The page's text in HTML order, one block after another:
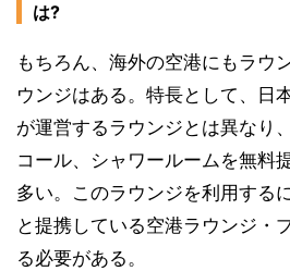
は?
もちろん、海外の空港にもラウ
ウンジはある。特長として、日
が運営するラウンジとは異なり
コール、シャワールームを無料
多い。このラウンジを利用する
と提携している空港ラウンジ・
る必要がある。